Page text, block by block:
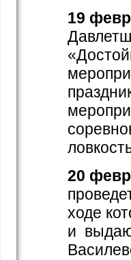
19
20
ходе
и